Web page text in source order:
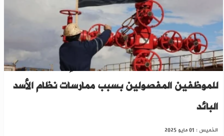
النفط والثروة المعدنية تفتح باب الإعادة
للموظفين المفصولين بسبب ممارسات نظام الأسد
البائد
الخميس : 01 مايو 2025